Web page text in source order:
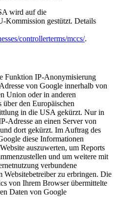
wird auf die
Kommission gestützt. Details
controllerterms/mccs/.
Funktion IP-Anonymisierung
von Google innerhalb von
Union oder in anderen
über den Europäischen
in die USA gekürzt. Nur in
Adresse an einen Server von
dort gekürzt. Im Auftrag des
diese Informationen
auszuwerten, um Reports
und um weitere mit
verbundene
Websitebetreiber zu erbringen. Die
von Ihrem Browser übermittelte
Daten von Google